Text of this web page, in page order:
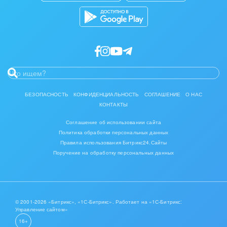
БЕЗОПАСНОСТЬ КОНФИДЕНЦИАЛЬНОСТЬ СОГЛАШЕНИЕ
О НАС
КОНТАКТЫ
Соглашение об использовании сайта
Политика обработки персональных данных
Правила использования Битрикс24.Сайты
Поручение на обработку персональных данных
© 2001-2026 «Битрикс», «1С-Битрикс». Работает на «1С-Битрикс:
Управление сайтом»
16+